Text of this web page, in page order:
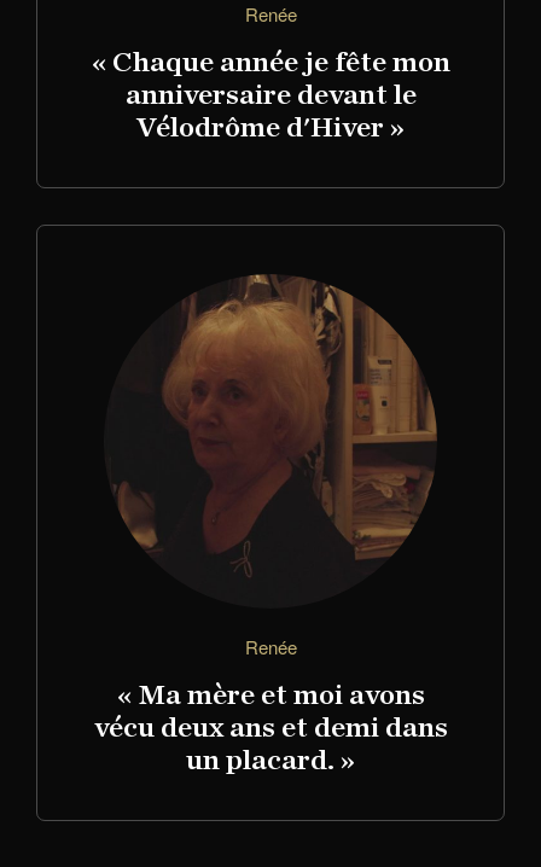
Renée
« Chaque année je fête mon
anniversaire devant le
Vélodrôme d'Hiver »
Renée
« Ma mère et moi avons
vécu deux ans et demi dans
un placard. »